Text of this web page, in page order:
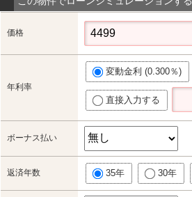
価格
年利率
変動金利 (0.300％)
直接入力する
ボーナス払い
返済年数 35年 30年